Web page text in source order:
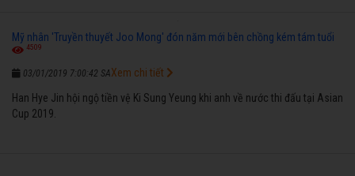
Mỹ nhân 'Truyền thuyết Joo Mong' đón năm mới bên chồng kém tám tuổi
4509
03/01/2019 7:00:42 SA
Han Hye Jin hội ngộ tiền vệ Ki Sung Yeung khi anh về nước thi đấu tại Asian
Cup 2019.
Xem chi tiết